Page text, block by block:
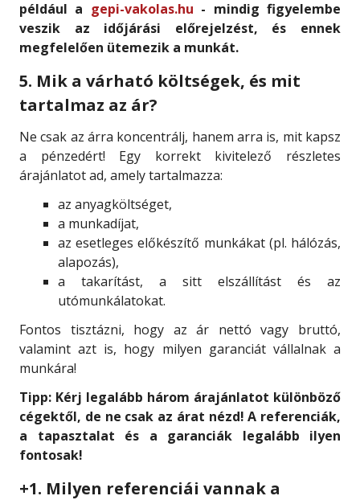
például a gepi-vakolas.hu - mindig figyelembe
veszik az időjárási előrejelzést, és ennek
megfelelően ütemezik a munkát.
5. Mik a várható költségek, és mit
tartalmaz az ár?
Ne csak az árra koncentrálj, hanem arra is, mit kapsz
a pénzedért! Egy korrekt kivitelező részletes
árajánlatot ad, amely tartalmazza:
az anyagköltséget,
a munkadíjat,
az esetleges előkészítő munkákat (pl. hálózás,
alapozás),
a takarítást, a sitt elszállítást és az
utómunkálatokat.
Fontos tisztázni, hogy az ár nettó vagy bruttó,
valamint azt is, hogy milyen garanciát vállalnak a
munkára!
Tipp: Kérj legalább három árajánlatot különböző
cégektől, de ne csak az árat nézd! A referenciák,
a tapasztalat és a garanciák legalább ilyen
fontosak!
+1. Milyen referenciái vannak a